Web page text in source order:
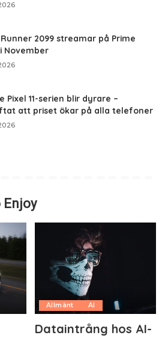
2099 streamar på Prime
November
Pixel 11-serien blir dyrare –
att priset ökar på alla telefoner
Enjoy
Allmänt AI
Dataintrång hos AI-